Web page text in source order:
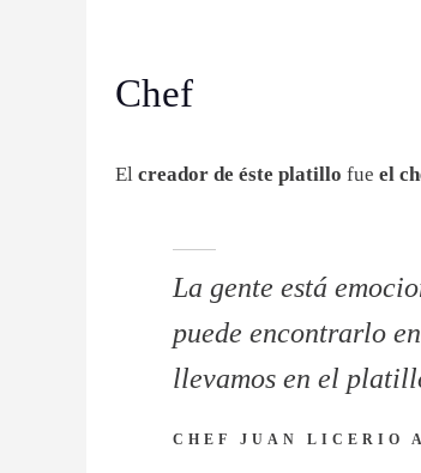
Chef
El creador de éste platillo fue el
La gente está
puede encontrarlo
llevamos en el
CHEF JUAN LICERIO